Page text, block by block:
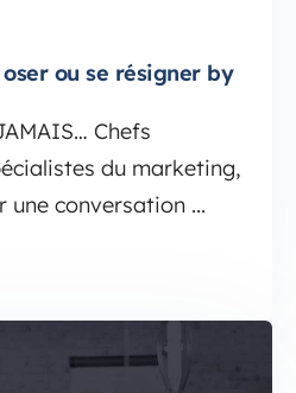
ou se résigner by
Chefs
du marketing,
une conversation ...